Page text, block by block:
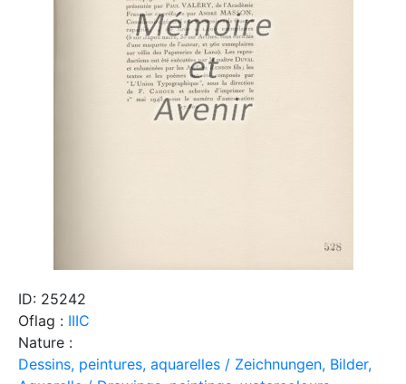
ID: 25242
Oflag : IIIC
Nature :
Dessins, peintures, aquarelles / Zeichnungen, Bilder,